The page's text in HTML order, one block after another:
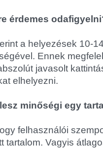
érdemes
a helyezések 10-
Ennek
javasolt
elhelyezni.
minőségi egy
felhasználói
tartalom. Vagyis